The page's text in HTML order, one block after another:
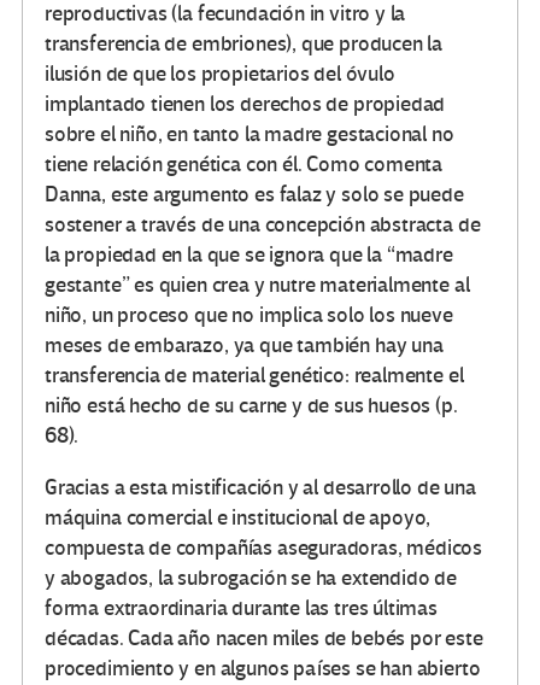
reproductivas (la fecundación in vitro y la
transferencia de embriones), que producen la
ilusión de que los propietarios del óvulo
implantado tienen los derechos de propiedad
sobre el niño, en tanto la madre gestacional no
tiene relación genética con él. Como comenta
Danna, este argumento es falaz y solo se puede
sostener a través de una concepción abstracta de
la propiedad en la que se ignora que la “madre
gestante” es quien crea y nutre materialmente al
niño, un proceso que no implica solo los nueve
meses de embarazo, ya que también hay una
transferencia de material genético: realmente el
niño está hecho de su carne y de sus huesos (p.
68).
Gracias a esta mistificación y al desarrollo de una
máquina comercial e institucional de apoyo,
compuesta de compañías aseguradoras, médicos
y abogados, la subrogación se ha extendido de
forma extraordinaria durante las tres últimas
décadas. Cada año nacen miles de bebés por este
procedimiento y en algunos países se han abierto